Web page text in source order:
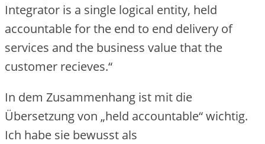
Integrator is a single logical entity, held
accountable for the end to end delivery of
services and the business value that the
customer recieves.“
In dem Zusammenhang ist mit die
Übersetzung von „held accountable“ wichtig.
Ich habe sie bewusst als